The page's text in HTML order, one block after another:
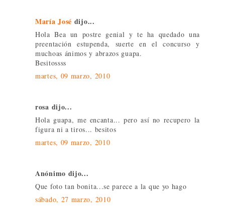
María José dijo...
Hola Bea un postre genial y te ha quedado una
preentación estupenda, suerte en el concurso y
muchoas ánimos y abrazos guapa.
Besitossss
martes, 09 marzo, 2010
rosa dijo...
Hola guapa, me encanta... pero así no recupero la
figura ni a tiros... besitos
martes, 09 marzo, 2010
Anónimo dijo...
Que foto tan bonita...se parece a la que yo hago
sábado, 27 marzo, 2010